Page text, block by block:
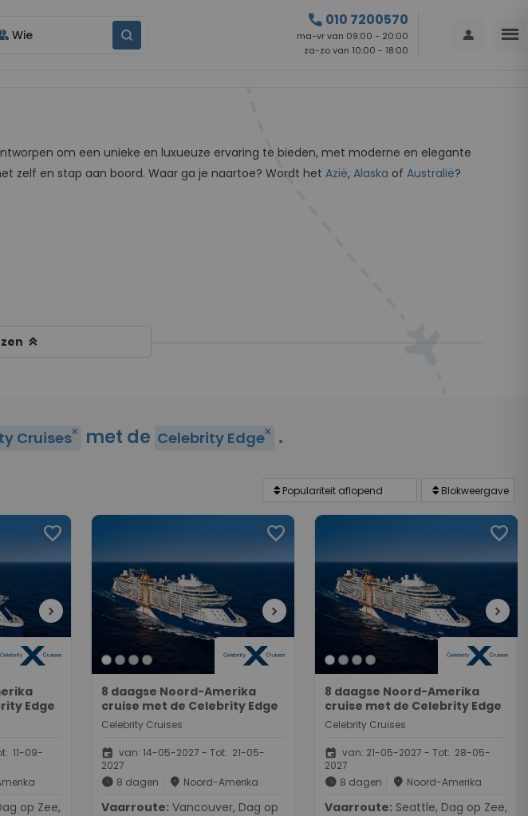
Wie
call 010 7200570
ma-vr van 09:00 - 20:00
za-zo van 10:00 - 18:00
person menu
om een unieke en luxueuze ervaring te bieden, met moderne en elegante
zelf en stap aan boord. Waar ga je naartoe? Wordt hetAzië,Alaska ofAustralië?
keyboard_double_arrow_up
Cruisesclose met de Celebrity Edgeclose .
favorite
chevron_right
Edge
11-09-
favorite
chevron_right
8 daagse Noord-Amerika
cruise met de Celebrity Edge
Celebrity Cruises
event van: 14-05-2027 - Tot: 21-05-
2027
schedule 8 dagen place Noord-Amerika
Vaarroute:
favorite
chevron_right
8 daagse Noord-Amerika
cruise met de Celebrity Edge
Celebrity Cruises
event van: 21-05-2027 - Tot: 28-05-
2027
schedule 8 dagen place Noord-Amerika
Vaarroute: